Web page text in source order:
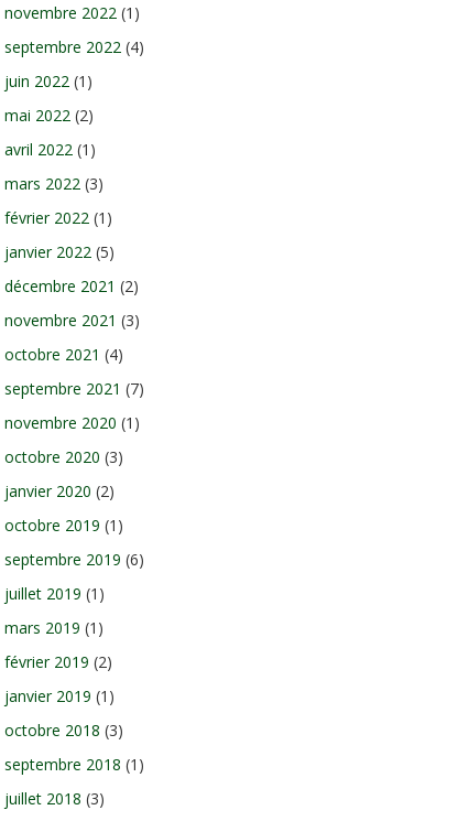
novembre 2022 (1)
septembre 2022 (4)
juin 2022 (1)
mai 2022 (2)
avril 2022 (1)
mars 2022 (3)
février 2022 (1)
janvier 2022 (5)
décembre 2021 (2)
novembre 2021 (3)
octobre 2021 (4)
septembre 2021 (7)
novembre 2020 (1)
octobre 2020 (3)
janvier 2020 (2)
octobre 2019 (1)
septembre 2019 (6)
juillet 2019 (1)
mars 2019 (1)
février 2019 (2)
janvier 2019 (1)
octobre 2018 (3)
septembre 2018 (1)
juillet 2018 (3)